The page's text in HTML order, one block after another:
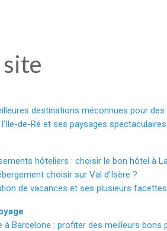
site
destinations méconnues pour
de-Ré et ses paysages spectaculaires
hôteliers : choisir le bon hôtel à
choisir sur Val d’Isère ?
de vacances et ses plusieurs facettes
à Barcelone : profiter des meilleurs bons